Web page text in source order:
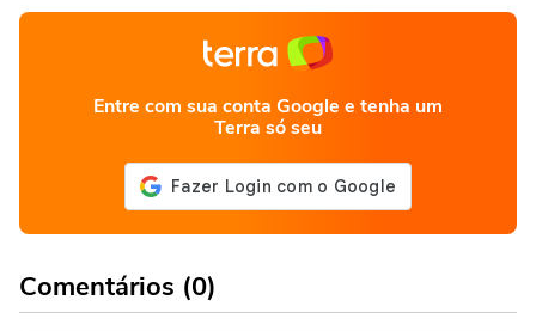
Entre com sua conta Google e tenha um
Terra só seu
Comentários (0)